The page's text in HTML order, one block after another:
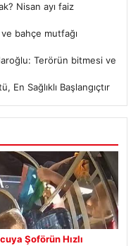
Nisan ayı faiz
ve bahçe mutfağı
Terörün bitmesi ve
En Sağlıklı Başlangıçtır
Şoförün Hızlı